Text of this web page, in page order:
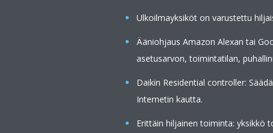
Ulkoilmayksiköt on varustettu
Ääniohjaus Amazon Alexan tai
asetusarvon, toimintatilan,
Daikin Residential controller:
Internetin kautta.
Erittäin hiljainen toiminta: yksikkö